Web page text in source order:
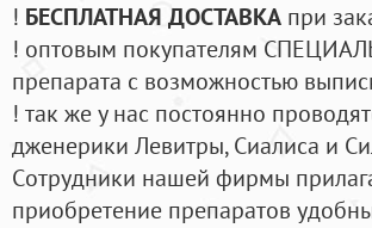
! БЕСПЛАТНАЯ ДОСТАВКА при
! оптовым покупателям
препарата с возможностью
! так же у нас постоянно
дженерики Левитры, Сиалиса и
Cотрудники нашей фирмы
приобретение препаратов